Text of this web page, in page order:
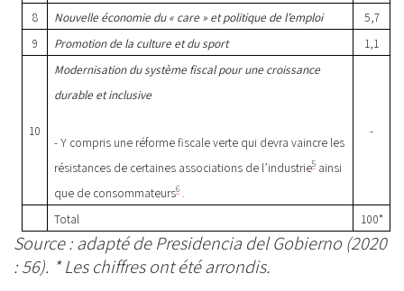
8 Nouvelle économie du « care » et politique de l’emploi
5,7
9
Promotion de la culture et du sport 1,1
10
Modernisation du système fiscal pour une croissance
durable et inclusive
- Y compris une réforme fiscale verte qui devra vaincre les
résistances de certaines associations de l’industrie5 ainsi
que de consommateurs6 .
-
Total 100*
Source : adapté de Presidencia del Gobierno (2020
: 56). * Les chiffres ont été arrondis.